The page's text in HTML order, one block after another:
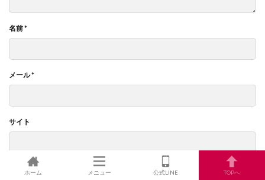
名前*
メール*
サイト
次回のコメントで使用するためブラウザーに自分の名前、メールアドレス、
ホーム メニュー 公式LINE TOPへ